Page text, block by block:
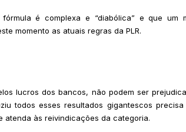
é complexa e “diabólica” e que um
momento as atuais regras da PLR.
lucros dos bancos, não podem ser
todos esses resultados gigantescos
atenda às reivindicações da categoria.